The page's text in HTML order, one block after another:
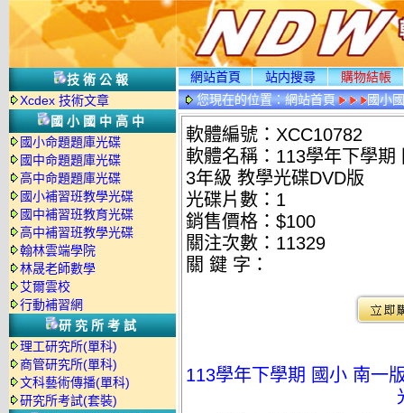
技術公報
Xcdex 技術文章
國小國中高中
國小命題題庫光碟
國中命題題庫光碟
高中命題題庫光碟
國小補習班教學光碟
國中補習班教育光碟
高中補習班教學光碟
翰林雲端學院
林晟老師數學
艾爾雲校
行動補習網
研究所考試
理工研究所(單科)
商管研究所(單科)
文科藝術傳播(單科)
研究所考試(套裝)
網站首頁 站内搜尋
購物結帳
您現在的位置：網站首頁 國小
軟體編號：XCC10782
軟體名稱：113學年下學
3年級 教學光碟DVD版
光碟片數：1
銷售價格：$100
關注次數： 11329
關 鍵 字：
113學年下學期 國小 南一